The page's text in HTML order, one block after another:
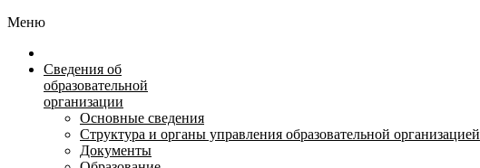
Меню
Сведения об
образовательной
организации
Основные сведения
Структура и органы управления образовательной организацией
Документы